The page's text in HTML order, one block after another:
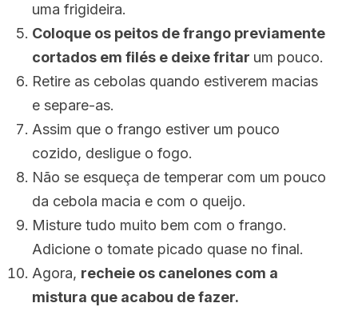
uma frigideira.
Coloque os peitos de frango previamente
cortados em filés e deixe fritar um pouco.
Retire as cebolas quando estiverem macias
e separe-as.
Assim que o frango estiver um pouco
cozido, desligue o fogo.
Não se esqueça de temperar com um pouco
da cebola macia e com o queijo.
Misture tudo muito bem com o frango.
Adicione o tomate picado quase no final.
Agora, recheie os canelones com a
mistura que acabou de fazer.